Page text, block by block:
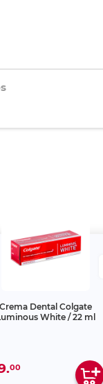
Crema Dental Colgate
White / 22 ml
00